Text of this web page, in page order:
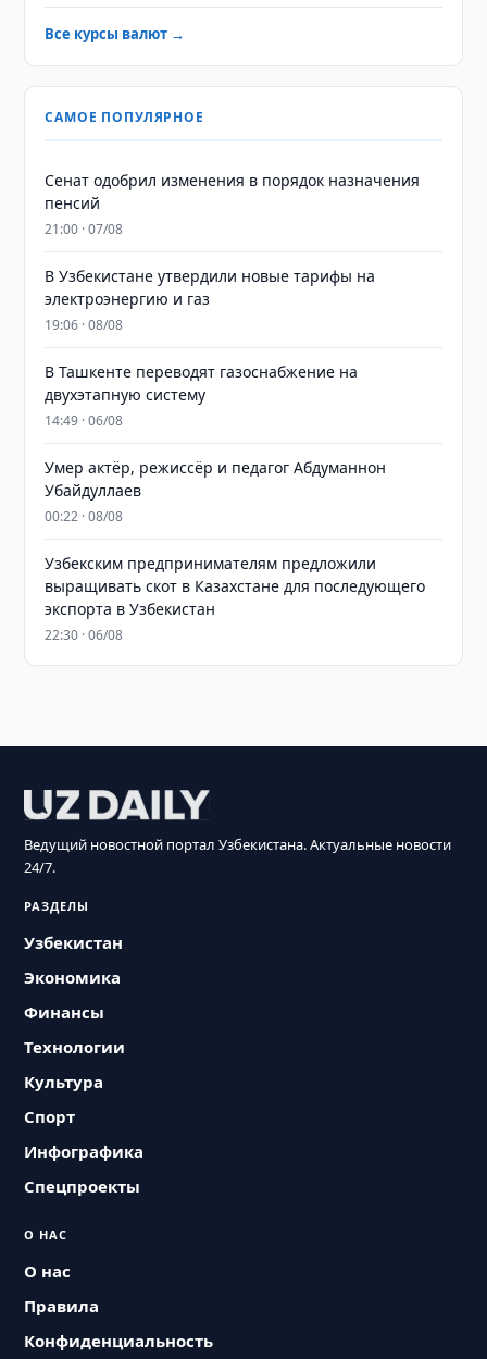
Все курсы валют →
САМОЕ ПОПУЛЯРНОЕ
Сенат одобрил изменения в порядок назначения
пенсий
21:00 · 07/08
В Узбекистане утвердили новые тарифы на
электроэнергию и газ
19:06 · 08/08
В Ташкенте переводят газоснабжение на
двухэтапную систему
14:49 · 06/08
Умер актёр, режиссёр и педагог Абдуманнон
Убайдуллаев
00:22 · 08/08
Узбекским предпринимателям предложили
выращивать скот в Казахстане для последующего
экспорта в Узбекистан
22:30 · 06/08
Ведущий новостной портал Узбекистана. Актуальные новости
24/7.
РАЗДЕЛЫ
Узбекистан
Экономика
Финансы
Технологии
Культура
Спорт
Инфографика
Спецпроекты
О НАС
О нас
Правила
Конфиденциальность